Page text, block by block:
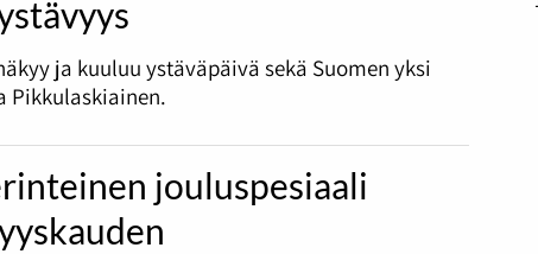
ja kuuluu ystäväpäivä sekä Suomen yksi
Pikkulaskiainen.
jouluspesiaali